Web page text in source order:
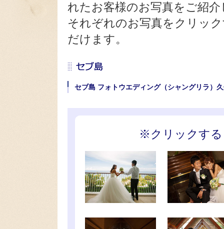
れたお客様のお写真をご紹
それぞれのお写真をクリッ
だけます。
セブ島 フォトウエディング（シャングリラ）
※クリックする